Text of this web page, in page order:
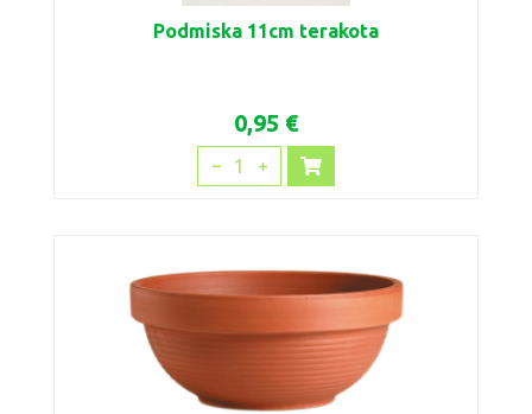
Podmiska 11cm terakota
0,95 €
1